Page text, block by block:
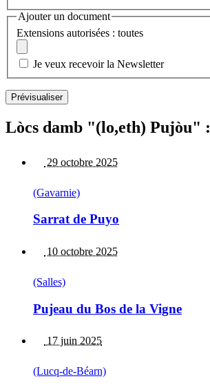
Ajouter un document
Extensions autorisées : toutes
Je veux recevoir la Newsletter
Lòcs damb "(lo,eth) Pujòu" :
29 octobre 2025
(Gavarnie)
Sarrat de Puyo
10 octobre 2025
(Salles)
Pujeau du Bos de la Vigne
17 juin 2025
(Lucq-de-Béarn)